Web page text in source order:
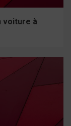
voiture à